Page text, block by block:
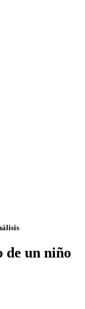
de un niño